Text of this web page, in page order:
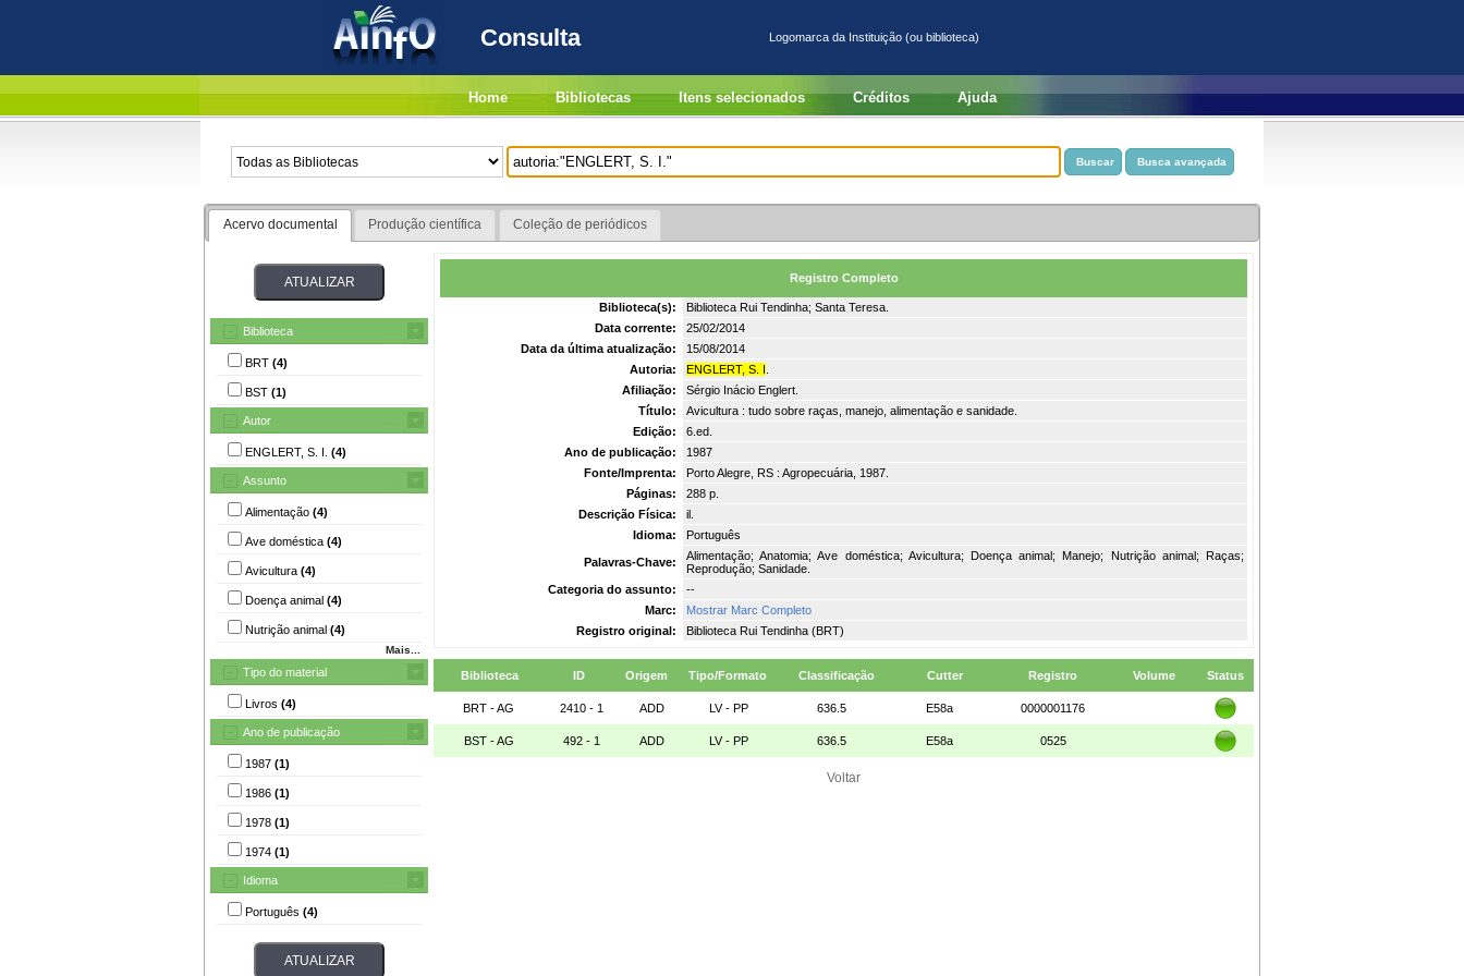
Consulta Logomarca da Instituição (ou biblioteca)
Home Bibliotecas Itens selecionados Créditos Ajuda
Acervo documental Produção científica Coleção de periódicos
Biblioteca
BRT (4)
BST (1)
Autor
ENGLERT, S. I. (4)
Assunto
Alimentação (4)
Ave doméstica (4)
Avicultura (4)
Doença animal (4)
Nutrição animal (4)
Mais...
Tipo do material
Livros (4)
Ano de publicação
1987 (1)
1986 (1)
1978 (1)
1974 (1)
Idioma
Português (4)
Registro Completo
Biblioteca(s):
Biblioteca Rui Tendinha; Santa Teresa.
Data corrente:
25/02/2014
Data da última atualização:
15/08/2014
Autoria:
ENGLERT, S. I
Afiliação:
Sérgio Inácio Englert.
Título:
Avicultura : tudo sobre raças, manejo, alimentação e sanidade.
Edição:
6.ed.
Ano de publicação:
1987
Fonte/Imprenta:
Porto Alegre, RS : Agropecuária, 1987.
Páginas:
288 p.
Descrição Física:
il.
Idioma:
Português
Palavras-Chave:
Alimentação; Anatomia; Ave doméstica; Avicultura; Doença animal; Manejo; Nutrição animal; Raças;
Reprodução; Sanidade.
Categoria do assunto:
--
Marc:
Mostrar Marc Completo
Registro original:
Biblioteca Rui Tendinha (BRT)
Biblioteca ID Origem Tipo/Formato Classificação Cutter Registro Volume Status
BRT - AG 2410 - 1 ADD LV - PP 636.5 E58a 0000001176
BST - AG 492 - 1 ADD LV - PP 636.5 E58a 0525
Voltar